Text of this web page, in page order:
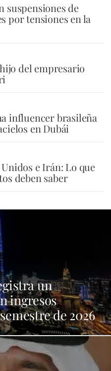
suspensiones de
por tensiones en la
del empresario
influencer brasileña
en Dubái
e Irán: Lo que
deben saber
un
ingresos
de 2026